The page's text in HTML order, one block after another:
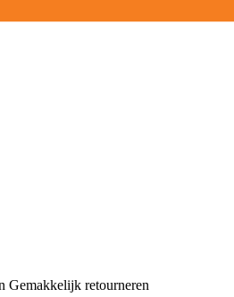
Gemakkelijk retourneren